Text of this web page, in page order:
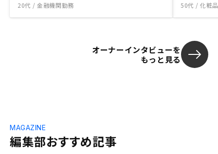
20代 / 金融機関勤務 50代 / 化粧
オーナーインタビューを
もっと見る
編集部おすすめ記事
MAGAZINE